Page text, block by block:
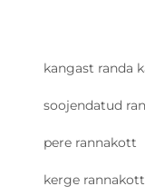
kangast randa
soojendatud
pere rannakott
kerge rannakott